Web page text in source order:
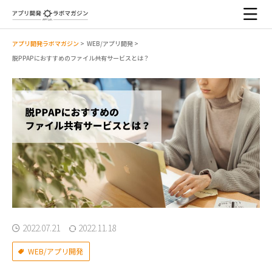
アプリ開発ラボマガジン > WEB/アプリ開発 >
脱PPAPにおすすめのファイル共有サービスとは？
2022.07.21 2022.11.18
WEB/アプリ開発